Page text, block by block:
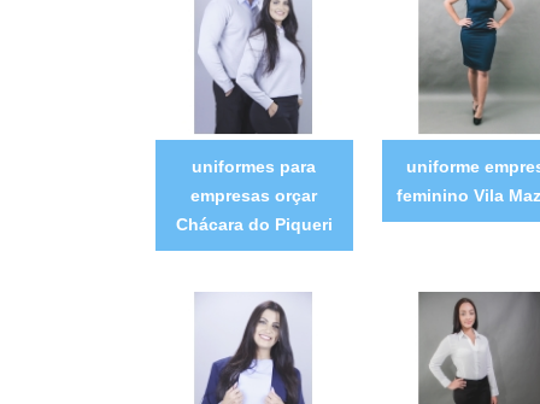
uniformes para
empresas orçar
Chácara do Piqueri
uniforme
feminino Vila